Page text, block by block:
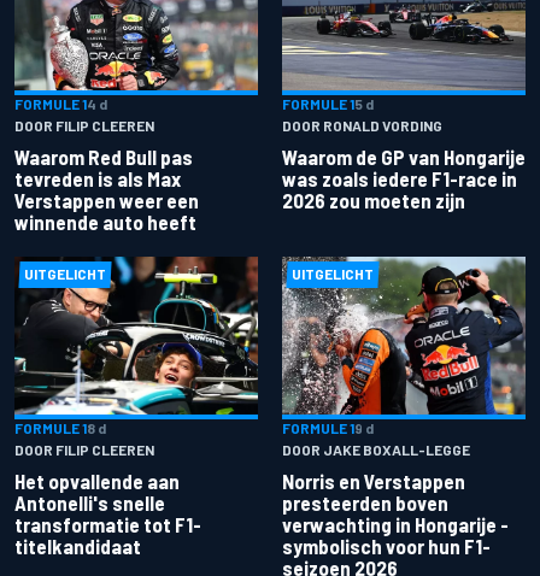
FORMULE 14 d
DOOR FILIP CLEEREN
Waarom Red Bull pas
tevreden is als Max
Verstappen weer een
winnende auto heeft
FORMULE 15 d
DOOR RONALD VORDING
Waarom de GP van Hongarije
was zoals iedere F1-race in
2026 zou moeten zijn
UITGELICHT
FORMULE 18 d
DOOR FILIP CLEEREN
Het opvallende aan
Antonelli's snelle
transformatie tot F1-
titelkandidaat
UITGELICHT
FORMULE 19 d
DOOR JAKE BOXALL-LEGGE
Norris en Verstappen
presteerden boven
verwachting in Hongarije -
symbolisch voor hun F1-
seizoen 2026